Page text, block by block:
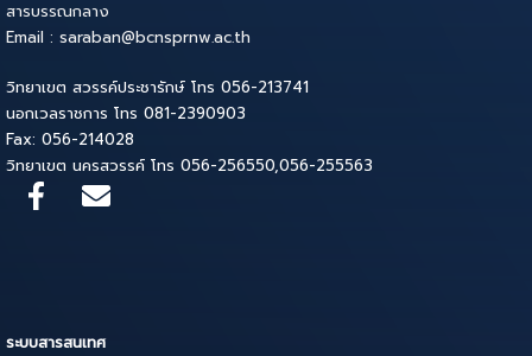
สารบรรณกลาง
Email : saraban@bcnsprnw.ac.th
วิทยาเขต สวรรค์ประชารักษ์ โทร 056-213741
นอกเวลราชการ โทร 081-2390903
Fax: 056-214028
วิทยาเขต นครสวรรค์ โทร 056-256550,056-255563
ระบบสารสนเทศ